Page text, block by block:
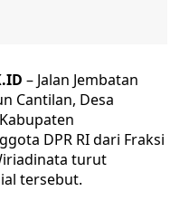
– Jalan Jembatan
Cantilan, Desa
DPR RI dari Fraksi
turut
tersebut.